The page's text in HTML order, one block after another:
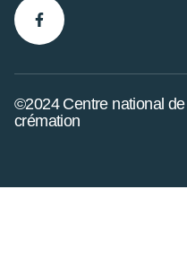
©2024 Centre national de
crémation